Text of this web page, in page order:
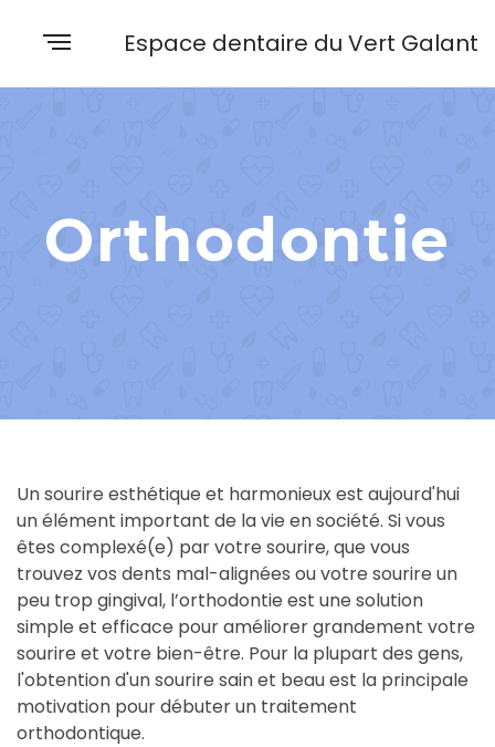
Espace dentaire du Vert Galant
Orthodontie
Un sourire esthétique et harmonieux est aujourd'hui
un élément important de la vie en société. Si vous
êtes complexé(e) par votre sourire, que vous
trouvez vos dents mal-alignées ou votre sourire un
peu trop gingival, l’orthodontie est une solution
simple et efficace pour améliorer grandement votre
sourire et votre bien-être. Pour la plupart des gens,
l'obtention d'un sourire sain et beau est la principale
motivation pour débuter un traitement
orthodontique.